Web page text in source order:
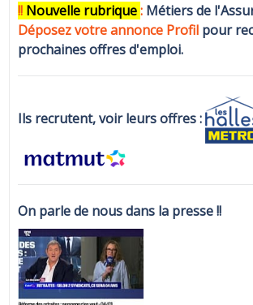
!! Nouvelle rubrique: Métiers de
Déposez votre annonce Profil pour
prochaines offres d'emploi.
Ils recrutent, voir leurs offres :
On parle de nous dans la presse !!